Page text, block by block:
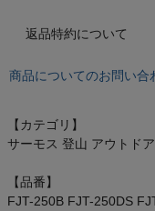
スポーツマリオTOP
ベースボールマリオ（野
お気に入り
返品特約について
商品についてのお問い合
【カテゴリ】
サーモス 登山 アウトド
【品番】
FJT-250B FJT-250DS